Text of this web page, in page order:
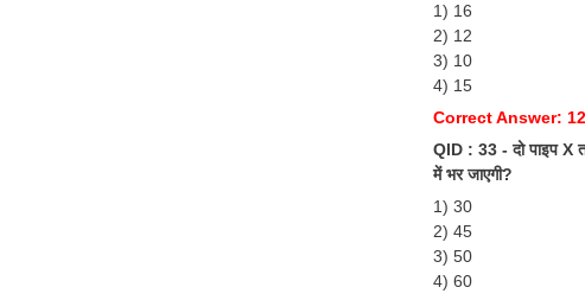
1) 16
2) 12
3) 10
4) 15
Correct Answer: 12
QID : 33 - दो पाइप X
में भर जाएगी?
1) 30
2) 45
3) 50
4) 60